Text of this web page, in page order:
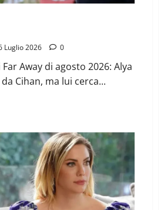
Luglio 2026 0
Away di agosto 2026: Alya
Cihan, ma lui cerca...